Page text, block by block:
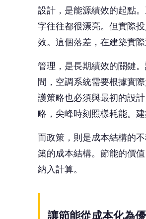
築的成本結構。節能的價
納入計算。
讓節能從成本化為
把能源效率當工程支出，
建築在尖峰負載下，依舊
在完整生命週期中，除了
此外，接軌能源政策，也